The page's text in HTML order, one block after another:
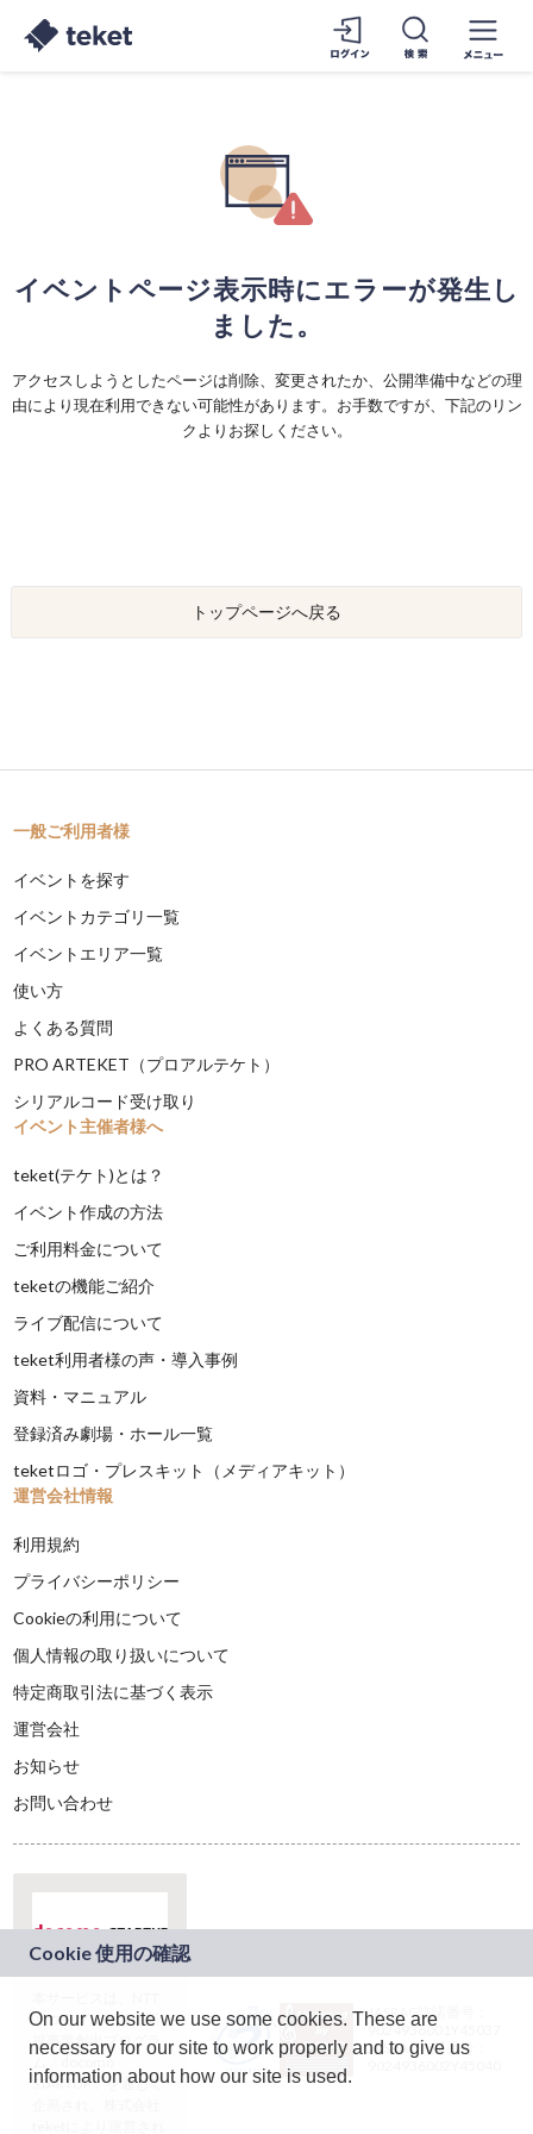
イベントページ表示時にエラーが発生し
ました。
アクセスしようとしたページは削除、変更されたか、公開準備中などの理
由により現在利用できない可能性があります。お手数ですが、下記のリン
クよりお探しください。
トップページへ戻る
一般ご利用者様
イベントを探す
イベントカテゴリ一覧
イベントエリア一覧
使い方
よくある質問
PRO ARTEKET（プロアルテケト）
シリアルコード受け取り
イベント主催者様へ
teket(テケト)とは？
イベント作成の方法
ご利用料金について
teketの機能ご紹介
ライブ配信について
teket利用者様の声・導入事例
資料・マニュアル
登録済み劇場・ホール一覧
teketロゴ・プレスキット（メディアキット）
運営会社情報
利用規約
プライバシーポリシー
Cookieの利用について
個人情報の取り扱いについて
特定商取引法に基づく表示
運営会社
お知らせ
お問い合わせ
ドコモグループの新
規事業創出プログラ
ム「docomo
STARTUP」を通じて
JASRAC許諾番号：
9024936001Y45037
JASRAC許諾番号：
On our website we use some cookies. These are
necessary for our site to work properly and to give us
information about how our site is used.